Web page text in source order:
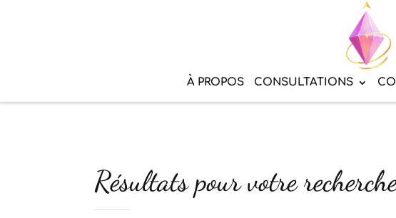
À PROPOS CONSULTATIONS
Résultats pour votre